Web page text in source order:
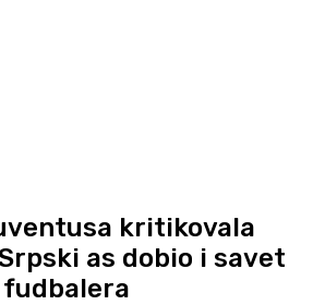
kritikovala
as dobio i savet